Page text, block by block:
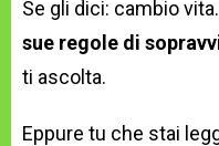
Se gli dici: cambio
sue regole di
ti ascolta.
Eppure tu che stai